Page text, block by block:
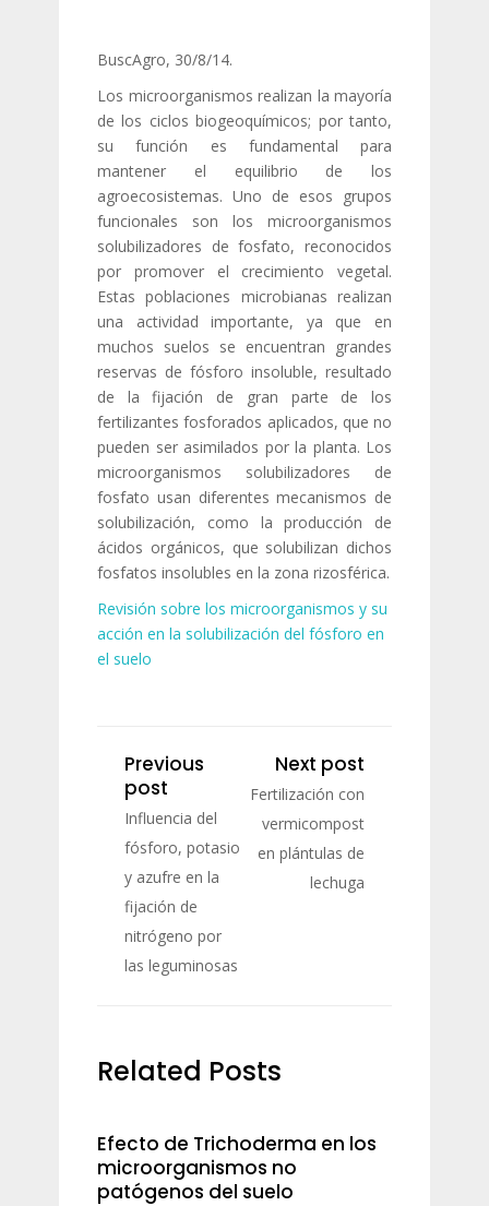
BuscAgro, 30/8/14.
Los microorganismos realizan la mayoría
de los ciclos biogeoquímicos; por tanto,
su función es fundamental para
mantener el equilibrio de los
agroecosistemas. Uno de esos grupos
funcionales son los microorganismos
solubilizadores de fosfato, reconocidos
por promover el crecimiento vegetal.
Estas poblaciones microbianas realizan
una actividad importante, ya que en
muchos suelos se encuentran grandes
reservas de fósforo insoluble, resultado
de la fijación de gran parte de los
fertilizantes fosforados aplicados, que no
pueden ser asimilados por la planta. Los
microorganismos solubilizadores de
fosfato usan diferentes mecanismos de
solubilización, como la producción de
ácidos orgánicos, que solubilizan dichos
fosfatos insolubles en la zona rizosférica.
Revisión sobre los microorganismos y su
acción en la solubilización del fósforo en
el suelo
Previous
post
Influencia del
fósforo, potasio
y azufre en la
fijación de
nitrógeno por
las leguminosas
Next post
Fertilización con
vermicompost
en plántulas de
lechuga
Related Posts
Efecto de Trichoderma en los
microorganismos no
patógenos del suelo